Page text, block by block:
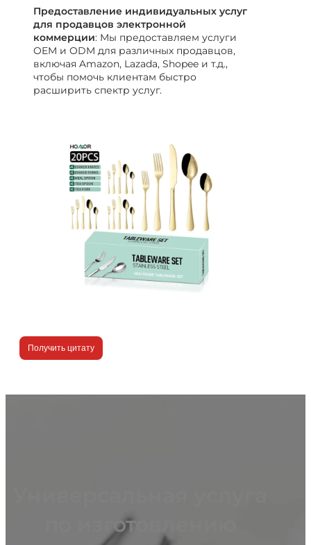
Предоставление индивидуальных услуг
для продавцов электронной
коммерции: Мы предоставляем услуги
OEM и ODM для различных продавцов,
включая Amazon, Lazada, Shopee и т.д.,
чтобы помочь клиентам быстро
расширить спектр услуг.
Получить цитату
по изготовлению